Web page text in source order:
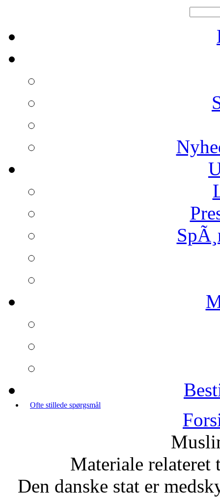
Ofte stillede spørgsmål
Materiale
Den danske stat er